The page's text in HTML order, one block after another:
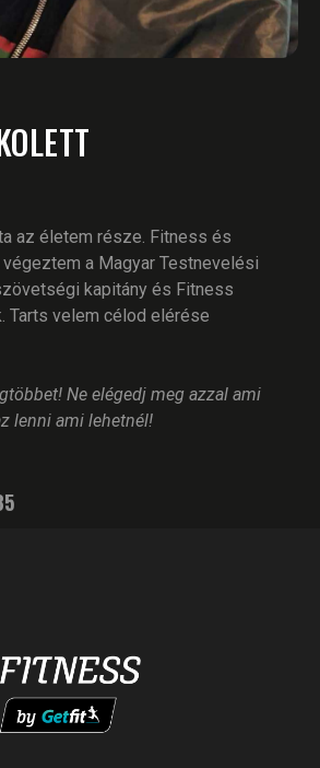
az életem része. Fitness és
a Magyar Testnevelési
kapitány és Fitness
Tarts velem célod elérése
Ne elégedj meg azzal ami
lenni ami lehetnél!